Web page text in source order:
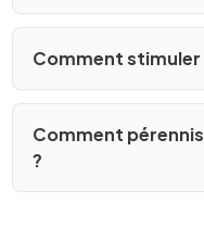
Comment stimuler
Comment
?